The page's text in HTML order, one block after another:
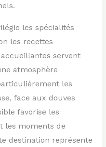
les spécialités
les recettes
servent
atmosphère
les
face aux douves
favorise les
les moments de
destination représente